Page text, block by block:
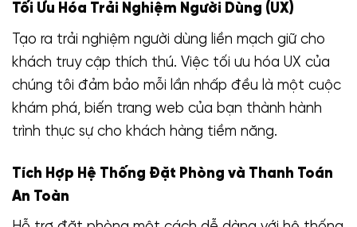
Tối Ưu Hóa Trải Nghiệm Người Dùng (UX)
Tạo ra trải nghiệm người dùng liền mạch giữ cho
khách truy cập thích thú. Việc tối ưu hóa UX của
chúng tôi đảm bảo mỗi lần nhấp đều là một cuộc
khám phá, biến trang web của bạn thành hành
trình thực sự cho khách hàng tiềm năng.
Tích Hợp Hệ Thống Đặt Phòng và Thanh Toán
An Toàn